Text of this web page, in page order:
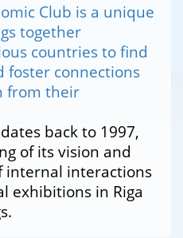
Club is a unique
together
countries to find
foster connections
from their
back to 1997,
of its vision and
internal interactions
exhibitions in Riga